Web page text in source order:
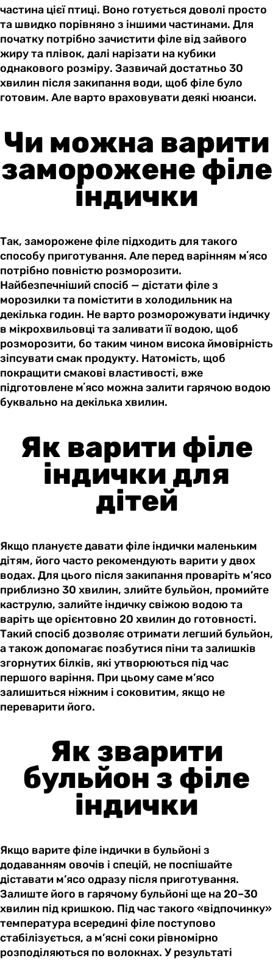
частина цієї птиці. Воно готується доволі просто
та швидко порівняно з іншими частинами. Для
початку потрібно зачистити філе від зайвого
жиру та плівок, далі нарізати на кубики
однакового розміру. Зазвичай достатньо 30
хвилин після закипання води, щоб філе було
готовим. Але варто враховувати деякі нюанси.
Чи можна варити
заморожене філе
індички
Так, заморожене філе підходить для такого
способу приготування. Але перед варінням мʼясо
потрібно повністю розморозити.
Найбезпечніший спосіб — дістати філе з
морозилки та помістити в холодильник на
декілька годин. Не варто розморожувати індичку
в мікрохвильовці та заливати її водою, щоб
розморозити, бо таким чином висока ймовірність
зіпсувати смак продукту. Натомість, щоб
покращити смакові властивості, вже
підготовлене мʼясо можна залити гарячою водою
буквально на декілька хвилин.
Як варити філе
індички для
дітей
Якщо плануєте давати філе індички маленьким
дітям, його часто рекомендують варити у двох
водах. Для цього після закипання проваріть м’ясо
приблизно 30 хвилин, злийте бульйон, промийте
каструлю, залийте індичку свіжою водою та
варіть ще орієнтовно 20 хвилин до готовності.
Такий спосіб дозволяє отримати легший бульйон,
а також допомагає позбутися піни та залишків
згорнутих білків, які утворюються під час
першого варіння. При цьому саме м’ясо
залишиться ніжним і соковитим, якщо не
переварити його.
Як зварити
бульйон з філе
індички
Якщо варите філе індички в бульйоні з
додаванням овочів і спецій, не поспішайте
діставати м’ясо одразу після приготування.
Залиште його в гарячому бульйоні ще на 20–30
хвилин під кришкою. Під час такого «відпочинку»
температура всередині філе поступово
стабілізується, а м’ясні соки рівномірно
розподіляються по волокнах. У результаті